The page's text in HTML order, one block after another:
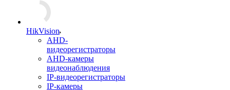
HikVision
AHD-
видеорегистраторы
AHD-камеры
видеонаблюдения
IP-видеорегистраторы
IP-камеры